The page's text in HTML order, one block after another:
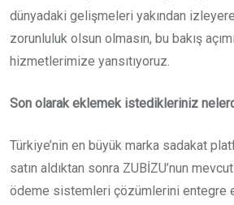
dünyadaki gelişmeleri yakından
zorunluluk olsun olmasın, bu bakış
hizmetlerimize yansıtıyoruz.
Son olarak eklemek istedikleriniz
Türkiye’nin en büyük marka sadakat
satın aldıktan sonra ZUBİZU’nun
ödeme sistemleri çözümlerini entegre